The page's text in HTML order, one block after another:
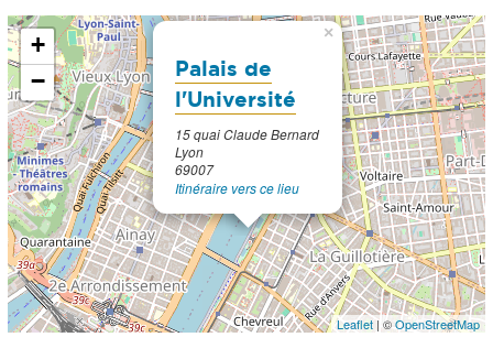
Palais de
l'Université
15 quai Claude Bernard
Lyon
69007
Itinéraire vers ce lieu
×
+
−
Leaflet| ©OpenStreetMap